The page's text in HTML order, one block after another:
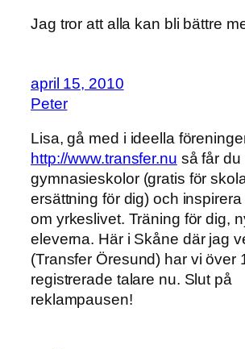
Jag tror att alla kan bli bättre
april 15, 2010
Peter
Lisa, gå med i ideella
http://www.transfer.nu så får du
gymnasieskolor (gratis för
ersättning för dig) och
om yrkeslivet. Träning för dig,
eleverna. Här i Skåne där jag
(Transfer Öresund) har vi över
registrerade talare nu. Slut på
reklampausen!